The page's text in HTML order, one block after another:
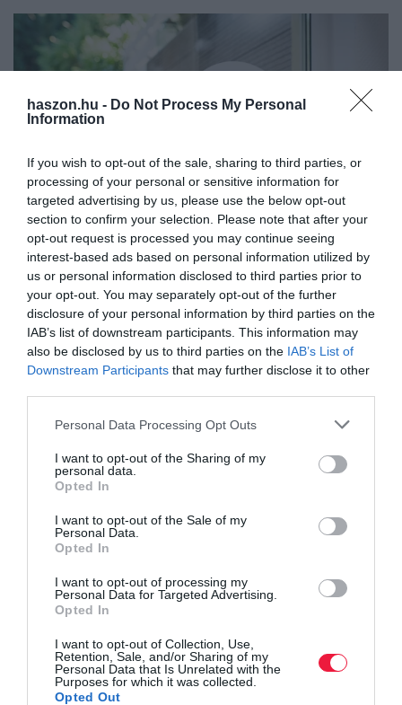
haszon.hu - Do Not Process My Personal
Information
If you wish to opt-out of the sale, sharing to third parties, or
processing of your personal or sensitive information for
targeted advertising by us, please use the below opt-out
section to confirm your selection. Please note that after your
opt-out request is processed you may continue seeing
interest-based ads based on personal information utilized by
us or personal information disclosed to third parties prior to
your opt-out. You may separately opt-out of the further
disclosure of your personal information by third parties on the
IAB’s list of downstream participants. This information may
also be disclosed by us to third parties on the IAB’s List of
Downstream Participants that may further disclose it to other
Please note that this website/app uses one or more Google
not limited to your visit or usage behaviour. You may click to
grant or deny consent to Google and its third-party tags to
use your data for below specified purposes in below Google
consent section.
Personal Data Processing Opt Outs
I want to opt-out of the Sharing of my
personal data.
Opted In
I want to opt-out of the Sale of my
Personal Data.
Opted In
I want to opt-out of processing my
Personal Data for Targeted Advertising.
Opted In
I want to opt-out of Collection, Use,
Retention, Sale, and/or Sharing of my
Personal Data that Is Unrelated with the
Purposes for which it was collected.
Opted Out
VILÁG
Arcról ismeri fel a cicád, kutyád az új rendszer
Kisállat-arcfelismerővel működő ajtót mutattak be kutatók. A
technológia alkalmazásával könnyebbé válhat a házikedvencek ki-